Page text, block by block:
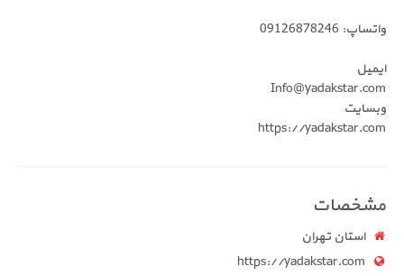
https://
https://